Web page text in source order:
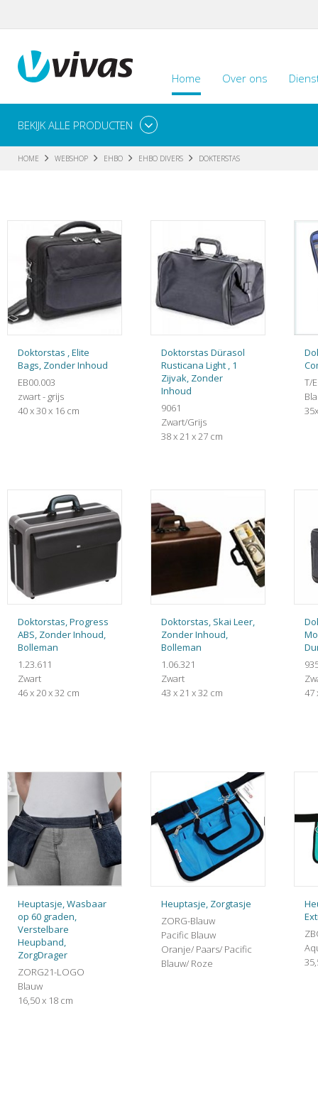
Home Over ons
BEKIJK ALLE PRODUCTEN
HOME WEBSHOP EHBO EHBO DIVERS DOKTERSTAS
Doktorstas , Elite
Bags, Zonder Inhoud
EB00.003
zwart - grijs
40 x 30 x 16 cm
Doktorstas Dürasol
Rusticana Light , 1
Zijvak, Zonder
Inhoud
9061
Zwart/Grijs
38 x 21 x 27 cm
T/
Doktorstas, Progress
ABS, Zonder Inhoud,
Bolleman
1.23.611
Zwart
46 x 20 x 32 cm
Doktorstas, Skai Leer,
Zonder Inhoud,
Bolleman
1.06.321
Zwart
43 x 21 x 32 cm
47
Heuptasje, Wasbaar
op 60 graden,
Verstelbare
Heupband,
ZorgDrager
ZORG21-LOGO
Blauw
16,50 x 18 cm
Heuptasje, Zorgtasje
ZORG-Blauw
Pacific Blauw
Oranje/ Paars/ Pacific
Blauw/ Roze